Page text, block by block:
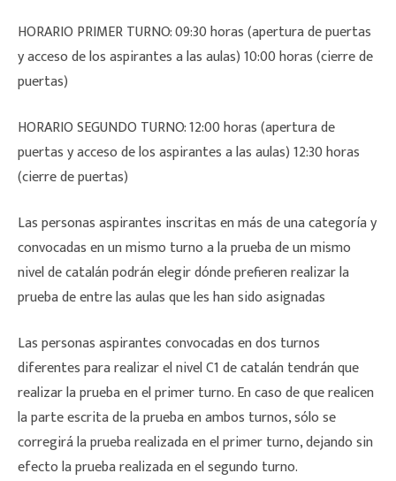
HORARIO PRIMER TURNO: 09:30 horas (apertura de puertas
y acceso de los aspirantes a las aulas) 10:00 horas (cierre de
puertas)
HORARIO SEGUNDO TURNO: 12:00 horas (apertura de
puertas y acceso de los aspirantes a las aulas) 12:30 horas
(cierre de puertas)
Las personas aspirantes inscritas en más de una categoría y
convocadas en un mismo turno a la prueba de un mismo
nivel de catalán podrán elegir dónde prefieren realizar la
prueba de entre las aulas que les han sido asignadas
Las personas aspirantes convocadas en dos turnos
diferentes para realizar el nivel C1 de catalán tendrán que
realizar la prueba en el primer turno. En caso de que realicen
la parte escrita de la prueba en ambos turnos, sólo se
corregirá la prueba realizada en el primer turno, dejando sin
efecto la prueba realizada en el segundo turno.